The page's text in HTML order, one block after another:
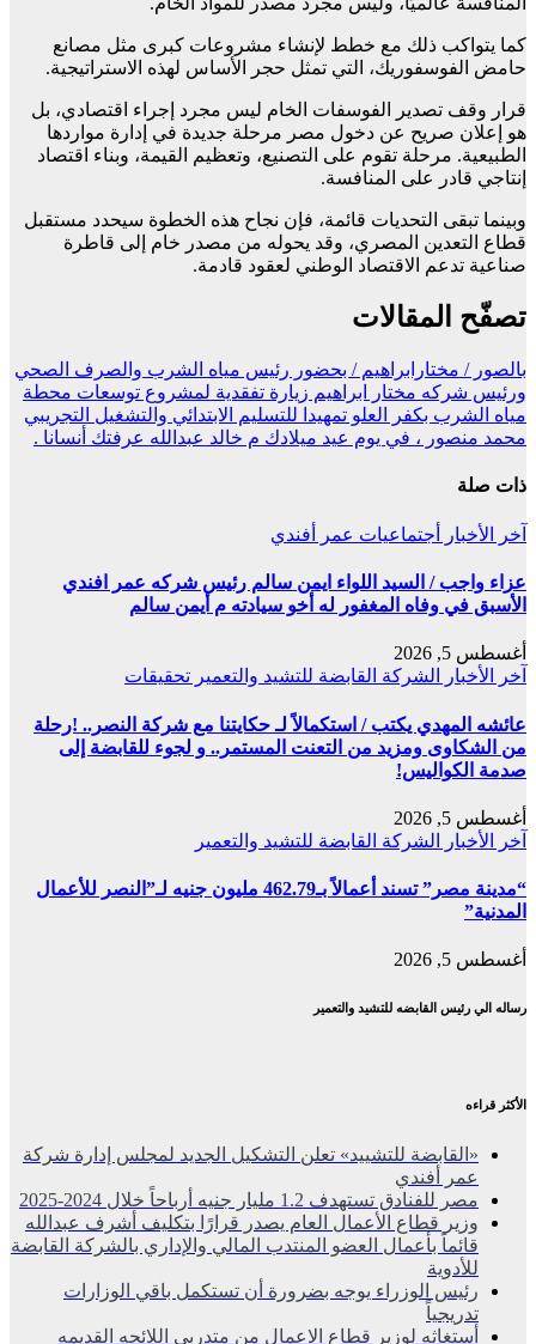
كما يتواكب ذلك مع خطط لإنشاء مشروعات كبرى مثل مصانع
حامض الفوسفوريك، التي تمثل حجر الأساس لهذه الاستراتيجية.
قرار وقف تصدير الفوسفات الخام ليس مجرد إجراء اقتصادي، بل
هو إعلان صريح عن دخول مصر مرحلة جديدة في إدارة مواردها
الطبيعية. مرحلة تقوم على التصنيع، وتعظيم القيمة، وبناء اقتصاد
إنتاجي قادر على المنافسة.
وبينما تبقى التحديات قائمة، فإن نجاح هذه الخطوة سيحدد مستقبل
قطاع التعدين المصري، وقد يحوله من مصدر خام إلى قاطرة
صناعية تدعم الاقتصاد الوطني لعقود قادمة.
تصفّح المقالات
بالصور / مختارابراهيم / بحضور رئيس مياه الشرب والصرف الصحي
ورئيس شركه مختار ابراهيم زيارة تفقدية لمشروع توسعات محطة
مياه الشرب بكفر العلو تمهيدا للتسليم الابتدائي والتشغيل التجريبي
محمد منصور ، في يوم عيد ميلادك م خالد عبدالله عرفتك أنسانا .
ذات صلة
آخر الأخبار أجتماعيات عمر أفندي
عزاء واجب / السيد اللواء ايمن سالم رئيس شركه عمر افندي
الأسبق في وفاه المغفور له أخو سيادته م أيمن سالم
أغسطس 5, 2026
آخر الأخبار
الشركة القابضة للتشيد والتعمير تحقيقات
عائشه المهدي يكتب / استكمالاً لـ حكايتنا مع شركة النصر.. !رحلة
من الشكاوى ومزيد من التعنت المستمر.. و لجوء للقابضة إلى
صدمة الكواليس!
أغسطس 5, 2026
آخر الأخبار
الشركة القابضة للتشيد والتعمير
“مدينة مصر” تسند أعمالاً بـ462.79 مليون جنيه لـ”النصر للأعمال
المدنية”
أغسطس 5, 2026
رساله الي رئيس القابضه للتشيد والتعمير
الأكثر قراءه
«القابضة للتشييد» تعلن التشكيل الجديد لمجلس إدارة شركة
عمر أفندي
مصر للفنادق تستهدف 1.2 مليار جنيه أرباحاً خلال 2024-2025
وزير قطاع الأعمال العام يصدر قرارًا بتكليف أشرف عبدالله
قائماً بأعمال العضو المنتدب المالي والإداري بالشركة القابضة
للأدوية
رئيس الوزراء يوجه بضرورة أن تستكمل باقي الوزارات
تدريجياً
أستغاثه لوزير قطاع الاعمال من متدربي اللائحه القديمه